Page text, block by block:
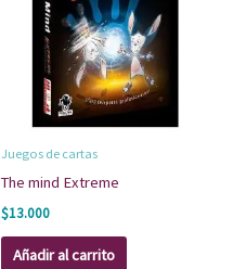
Juegos de cartas
The mind Extreme
$13.000
Añadir al carrito